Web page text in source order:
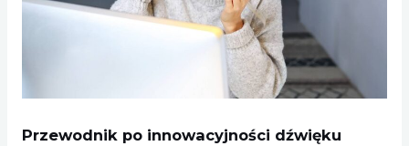
Przewodnik po innowacyjności dźwięku